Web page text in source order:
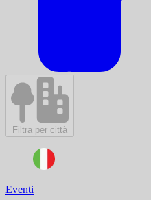
Filtra per città
Eventi